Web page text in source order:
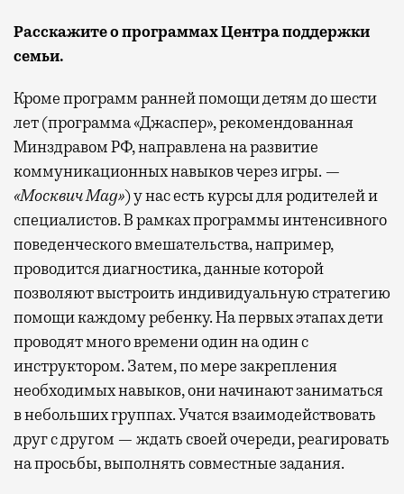
Расскажите о программах Центра поддержки
семьи.
Кроме программ ранней помощи детям до шести
лет (программа «Джаспер», рекомендованная
Минздравом РФ, направлена на развитие
коммуникационных навыков через игры. —
«Москвич Mag») у нас есть курсы для родителей и
специалистов. В рамках программы интенсивного
поведенческого вмешательства, например,
проводится диагностика, данные которой
позволяют выстроить индивидуальную стратегию
помощи каждому ребенку. На первых этапах дети
проводят много времени один на один с
инструктором. Затем, по мере закрепления
необходимых навыков, они начинают заниматься
в небольших группах. Учатся взаимодействовать
друг с другом — ждать своей очереди, реагировать
на просьбы, выполнять совместные задания.